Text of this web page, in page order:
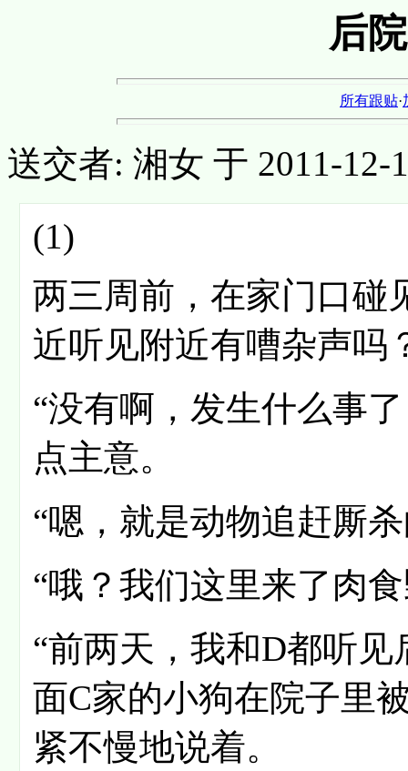
后
所有跟贴·
送交者: 湘女 于 2011-12-
(1)
两三周前，在家门口碰
近听见附近有嘈杂声吗
“没有啊，发生什么事
点主意。
“嗯，就是动物追赶厮
“哦？我们这里来了肉
“前两天，我和D都听
面C家的小狗在院子里
紧不慢地说着。